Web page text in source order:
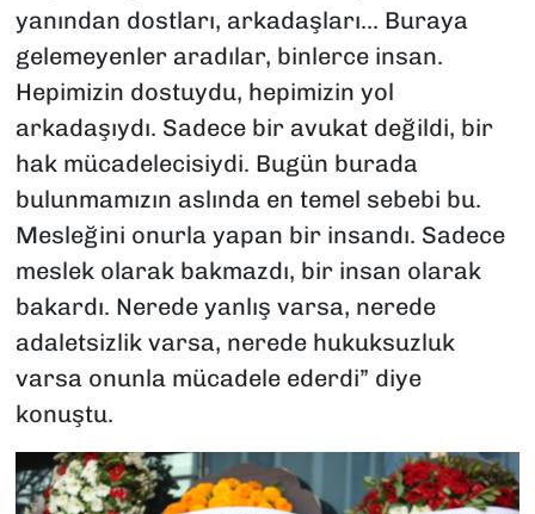
yanından dostları, arkadaşları... Buraya
gelemeyenler aradılar, binlerce insan.
Hepimizin dostuydu, hepimizin yol
arkadaşıydı. Sadece bir avukat değildi, bir
hak mücadelecisiydi. Bugün burada
bulunmamızın aslında en temel sebebi bu.
Mesleğini onurla yapan bir insandı. Sadece
meslek olarak bakmazdı, bir insan olarak
bakardı. Nerede yanlış varsa, nerede
adaletsizlik varsa, nerede hukuksuzluk
varsa onunla mücadele ederdi” diye
konuştu.